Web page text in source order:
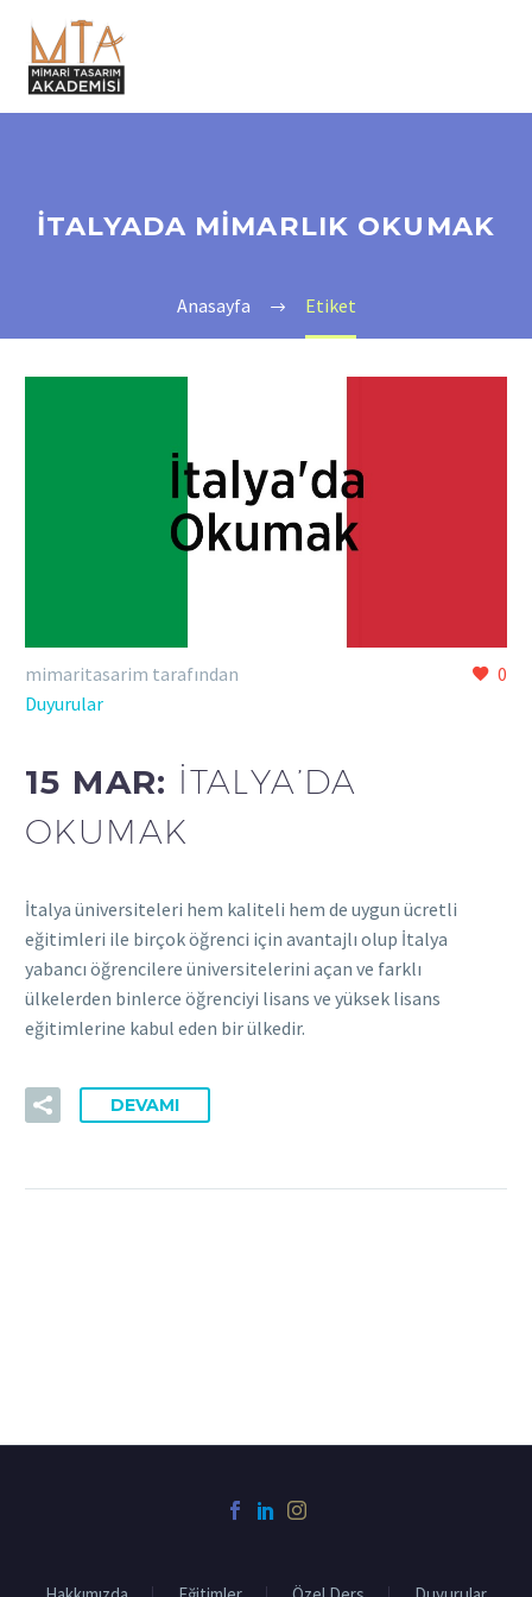
ITALYADA MIMARLIK OKUMAK
Anasayfa Etiket
0
mimaritasarim tarafından
Duyurular
15 MAR: İTALYA’DA
OKUMAK
İtalya üniversiteleri hem kaliteli hem de uygun ücretli
eğitimleri ile birçok öğrenci için avantajlı olup İtalya
yabancı öğrencilere üniversitelerini açan ve farklı
ülkelerden binlerce öğrenciyi lisans ve yüksek lisans
eğitimlerine kabul eden bir ülkedir.
DEVAMI